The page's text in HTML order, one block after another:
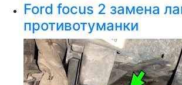
Ford focus 2 замена
противотуманки